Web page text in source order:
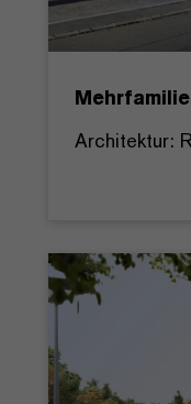
Architektur: